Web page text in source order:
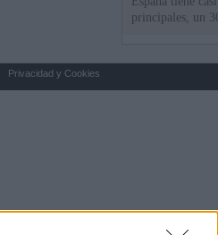
principales, un
Privacidad y Cookies